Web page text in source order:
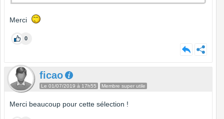
Merci
0
ficao
Le 01/07/2019 à 17h55 Membre super utile
Merci beaucoup pour cette sélection !